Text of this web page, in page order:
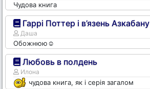
Чудова книга
Гаррі Поттер і в’язень Азкабану
Даша
Обожнюю☺️
Любовь в полдень
Илона
чудова книга, як і серія загалом